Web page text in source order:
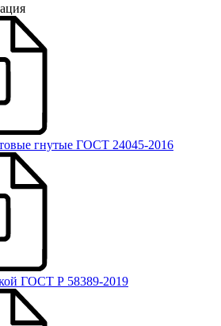
гнутые ГОСТ 24045-2016
ГОСТ Р 58389-2019